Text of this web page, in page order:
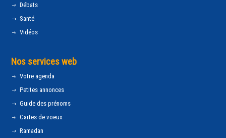
Débats
Santé
Vidéos
Nos services web
Votre agenda
Petites annonces
Guide des prénoms
Cartes de voeux
Ramadan